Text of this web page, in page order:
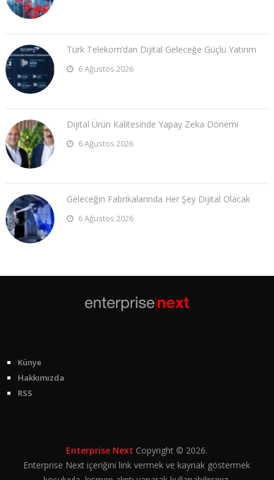
Türk Telekom’dan Dijital Geleceğe Güçlü Yatırım
6 Ağustos 2026
Dijital Ürün Kalitesinde Yapay Zeka Dönemi
6 Ağustos 2026
Geleceğin Fabrikalarında Her Şey Dijital Olacak
6 Ağustos 2026
Künye
Hakkımızda
RSS
Enterprise Next Copyright © 2026.
Enterprise Next içeriğini link vermek ve kaynak göstermek